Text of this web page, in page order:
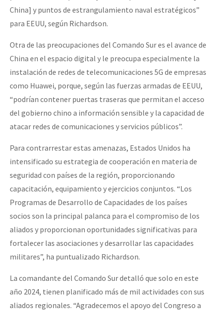
China] y puntos de estrangulamiento naval estratégicos”
para EEUU, según Richardson.
Otra de las preocupaciones del Comando Sur es el avance de
China en el espacio digital y le preocupa especialmente la
instalación de redes de telecomunicaciones 5G de empresas
como Huawei, porque, según las fuerzas armadas de EEUU,
“podrían contener puertas traseras que permitan el acceso
del gobierno chino a información sensible y la capacidad de
atacar redes de comunicaciones y servicios públicos”.
Para contrarrestar estas amenazas, Estados Unidos ha
intensificado su estrategia de cooperación en materia de
seguridad con países de la región, proporcionando
capacitación, equipamiento y ejercicios conjuntos. “Los
Programas de Desarrollo de Capacidades de los países
socios son la principal palanca para el compromiso de los
aliados y proporcionan oportunidades significativas para
fortalecer las asociaciones y desarrollar las capacidades
militares”, ha puntualizado Richardson.
La comandante del Comando Sur detalló que solo en este
año 2024, tienen planificado más de mil actividades con sus
aliados regionales. “Agradecemos el apoyo del Congreso a